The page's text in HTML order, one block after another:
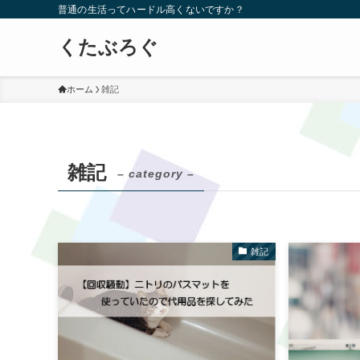
普通の生活ってハードル高くないですか？
くたぶろぐ
ホーム 雑記
雑記 – category –
雑記